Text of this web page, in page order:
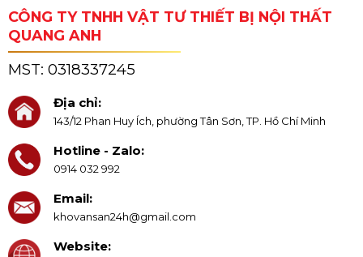
CÔNG TY TNHH VẬT TƯ THIẾT BỊ NỘI THẤT
QUANG ANH
MST: 0318337245
Địa chỉ:
143/12 Phan Huy Ích, phường Tân Sơn, TP. Hồ Chí Minh
Hotline - Zalo:
0914 032 992
Email:
khovansan24h@gmail.com
Website: